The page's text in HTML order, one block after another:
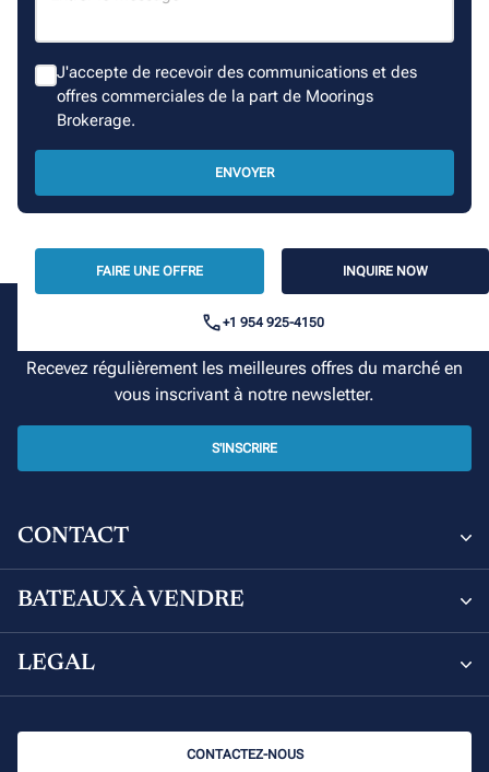
J'accepte de recevoir des communications et des
offres commerciales de la part de Moorings
Brokerage.
ENVOYER
FAIRE UNE OFFRE INQUIRE NOW
+1 954 925-4150
Votre croisière commence ici
Recevez régulièrement les meilleures offres du marché en
vous inscrivant à notre newsletter.
S'INSCRIRE
CONTACT
Sunsail and Moorings Brokerage
+33 (0) 4 92 00 09 02
brokerage@sunsail.com
BATEAUX À VENDRE
Bateaux à vendre
LEGAL
CONTACTEZ-NOUS